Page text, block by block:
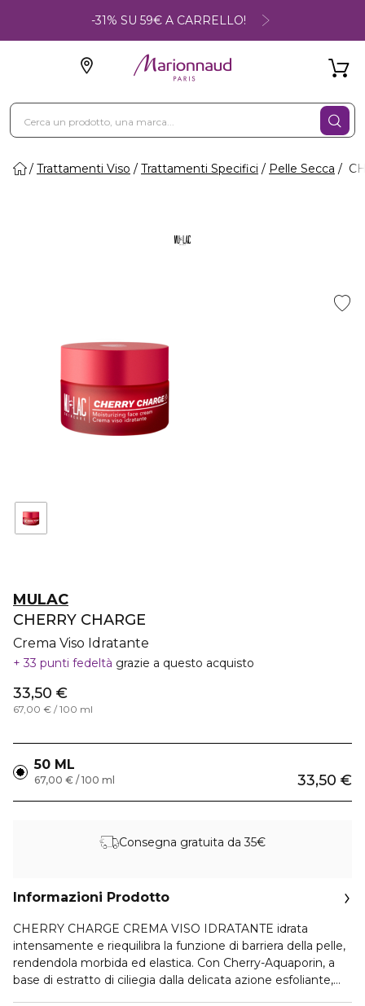
-31% SU 59€ A CARRELLO!
Trattamenti Viso Trattamenti Specifici Pelle Secca
MULAC
CHERRY CHARGE
Crema Viso Idratante
33 punti fedeltà grazie a questo acquisto
33,50 €
67,00 € / 100 ml
50 ML
33,50 €
67,00 € / 100 ml
Consegna gratuita da 35€
Informazioni Prodotto
CHERRY CHARGE CREMA VISO IDRATANTE idrata
intensamente e riequilibra la funzione di barriera della pelle,
rendendola morbida ed elastica. Con Cherry-Aquaporin, a
base di estratto di ciliegia dalla delicata azione esfoliante,